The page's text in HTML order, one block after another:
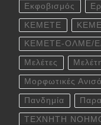
Εκφοβισμός
ΚΕΜΕΤΕ
ΚΕΜΕΤΕ-ΟΛΜΕ/
Μελέτες
Μορφωτικές
Πανδημία
ΤΕΧΝΗΤΗ